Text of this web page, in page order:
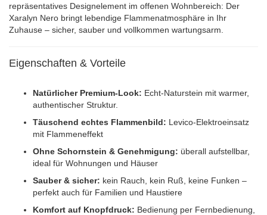
repräsentatives Design­element im offenen Wohnbereich: Der
Xaralyn Nero bringt lebendige Flammenatmosphäre in Ihr
Zuhause – sicher, sauber und vollkommen wartungsarm.
Eigenschaften & Vorteile
Natürlicher Premium-Look: Echt-Naturstein mit warmer,
authentischer Struktur.
Täuschend echtes Flammenbild: Levico-Elektroeinsatz
mit Flammeneffekt
Ohne Schornstein & Genehmigung: überall aufstellbar,
ideal für Wohnungen und Häuser
Sauber & sicher: kein Rauch, kein Ruß, keine Funken –
perfekt auch für Familien und Haustiere
Komfort auf Knopfdruck: Bedienung per Fernbedienung,